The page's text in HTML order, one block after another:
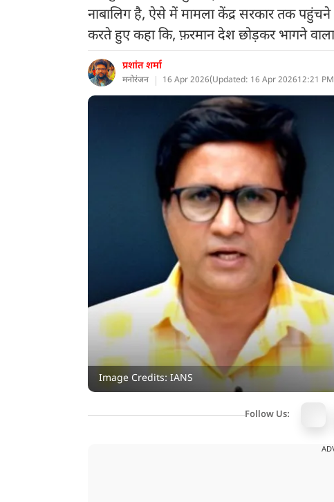
नाबालिग है, ऐसे में मामला केंद्र सरकार तक पहुंचने
करते हुए कहा कि, फ़रमान देश छोड़कर भागने
प्रशांत शर्मा
मनोरंजन 16 Apr 2026(Updated: 16 Apr 202612:21
Image Credits: IANS
Follow Us: